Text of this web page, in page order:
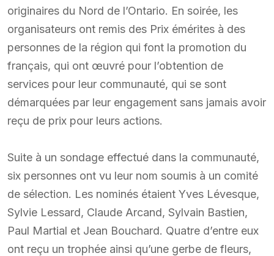
originaires du Nord de l’Ontario. En soirée, les
organisateurs ont remis des Prix émérites à des
personnes de la région qui font la promotion du
français, qui ont œuvré pour l’obtention de
services pour leur communauté, qui se sont
démarquées par leur engagement sans jamais avoir
reçu de prix pour leurs actions.
Suite à un sondage effectué dans la communauté,
six personnes ont vu leur nom soumis à un comité
de sélection. Les nominés étaient Yves Lévesque,
Sylvie Lessard, Claude Arcand, Sylvain Bastien,
Paul Martial et Jean Bouchard. Quatre d’entre eux
ont reçu un trophée ainsi qu’une gerbe de fleurs,